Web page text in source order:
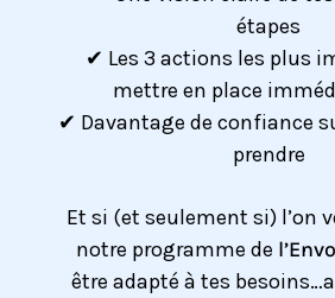
étapes
✔ Les 3 actions les plus
mettre en place
✔ Davantage de confiance
prendre
Et si (et seulement si) l’on
notre programme de
être adapté à tes